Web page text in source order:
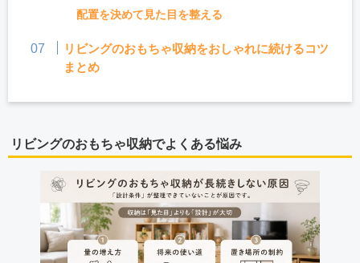
配置を決めて見た目を整える
リビングのおもちゃ収納をおしゃれに続けるコツ
まとめ
リビングのおもちゃ収納でよくある悩み